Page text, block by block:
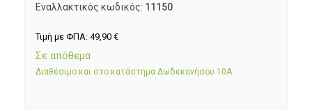
Εναλλακτικός κωδικός: 11150
Τιμή με ΦΠΑ: 49,90 €
Σε απόθεμα
Διαθέσιμο και στο κατάστημα Δωδεκανήσου 10Α